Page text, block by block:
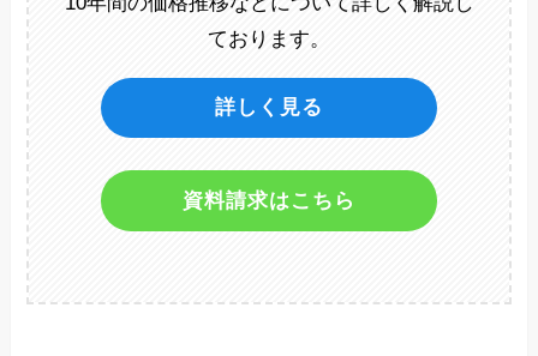
ております。
詳しく見る
資料請求はこちら